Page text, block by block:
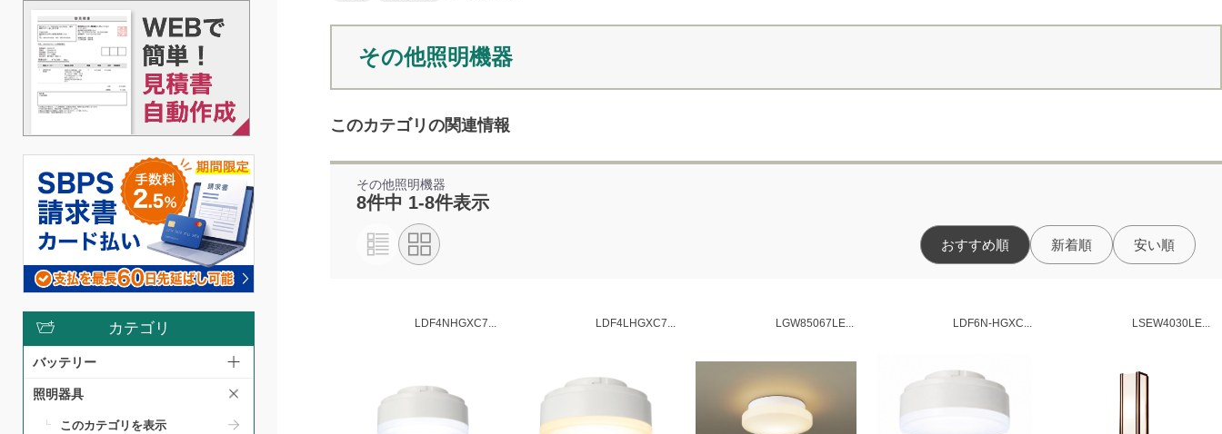
カテゴリ
バッテリー
照明器具
このカテゴリを表示
その他照明機器
このカテゴリの関連情報
その他照明機器
8件中 1-8件表示
おすすめ順 新着順 安い順
LDF4NHGXC7... LDF4LHGXC7... LGW85067LE... LDF6N-HGXC... LSEW4030LE...